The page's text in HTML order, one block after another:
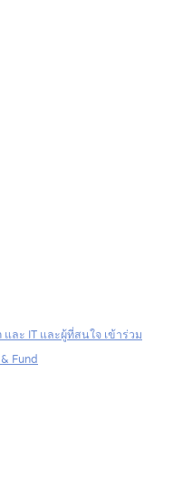
ละ IT และผู้ที่สนใจ เข้าร่วม
Fund